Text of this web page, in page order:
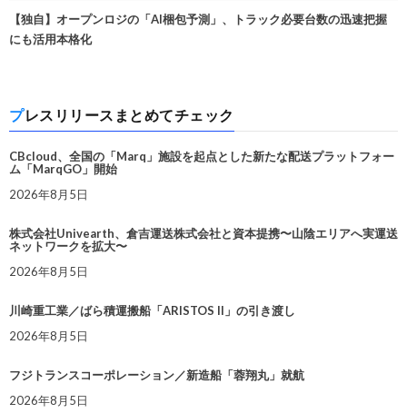
【独自】オープンロジの「AI梱包予測」、トラック必要台数の迅速把握
にも活用本格化
プレスリリースまとめてチェック
CBcloud、全国の「Marq」施設を起点とした新たな配送プラットフォー
ム「MarqGO」開始
2026年8月5日
株式会社Univearth、倉吉運送株式会社と資本提携〜山陰エリアへ実運送
ネットワークを拡大〜
2026年8月5日
川崎重工業／ばら積運搬船「ARISTOS II」の引き渡し
2026年8月5日
フジトランスコーポレーション／新造船「蓉翔丸」就航
2026年8月5日